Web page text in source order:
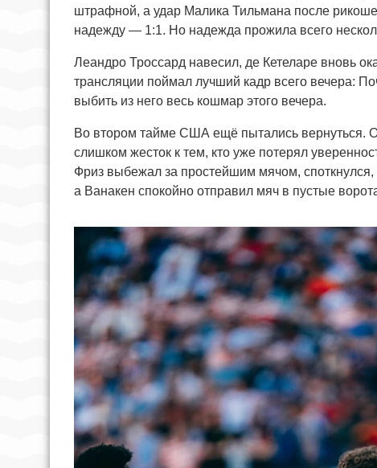
штрафной, а удар Малика Тильмана после
надежду — 1:1. Но надежда прожила всего
Леандро Троссард навесил, де Кетеларе вновь
трансляции поймал лучший кадр всего вечера:
выбить из него весь кошмар этого вечера.
Во втором тайме США ещё пытались вернуться.
слишком жесток к тем, кто уже потерял
Фриз выбежал за простейшим мячом, споткнулся,
а Ванакен спокойно отправил мяч в пустые